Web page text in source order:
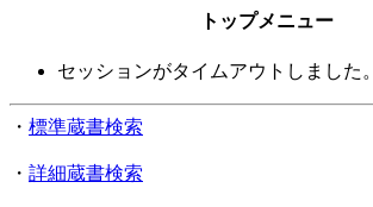
トップメニュー
セッションがタイムアウトしました。
・ 標準蔵書検索
・ 詳細蔵書検索